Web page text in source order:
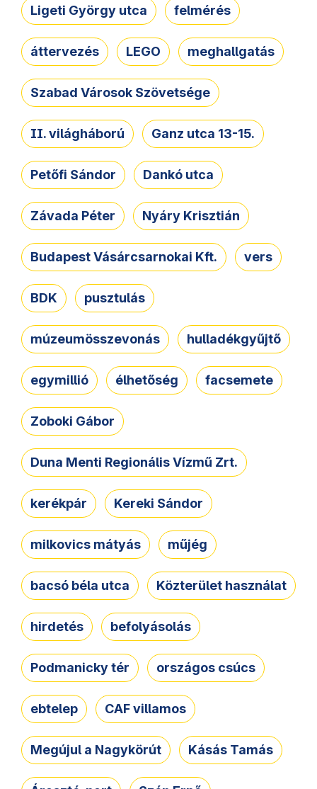
Ligeti György utca felmérés
áttervezés LEGO meghallgatás
Szabad Városok Szövetsége
II. világháború Ganz utca 13-15.
Petőfi Sándor Dankó utca
Závada Péter Nyáry Krisztián
Budapest Vásárcsarnokai Kft. vers
BDK pusztulás
múzeumösszevonás hulladékgyűjtő
egymillió élhetőség facsemete
Zoboki Gábor
Duna Menti Regionális Vízmű Zrt.
kerékpár Kereki Sándor
milkovics mátyás műjég
bacsó béla utca Közterület használat
hirdetés befolyásolás
Podmanicky tér országos csúcs
ebtelep CAF villamos
Megújul a Nagykörút Kásás Tamás